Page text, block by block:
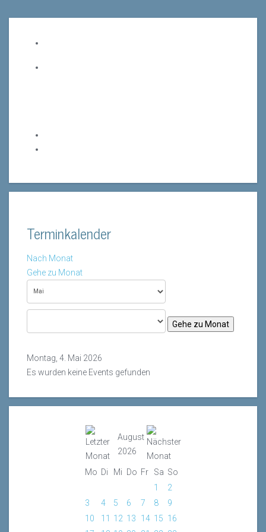
Terminkalender
Nach Monat
Gehe zu Monat
Gehe zu Monat
Montag, 4. Mai 2026
Es wurden keine Events gefunden
August
2026
Mo Di Mi Do Fr Sa So
1
2
3
4 5 6 7 8
9
10
11 12 13 14 15 16